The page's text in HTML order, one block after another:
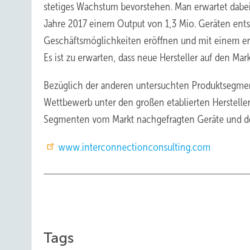
stetiges Wachstum bevorstehen. Man erwartet
Jahre 2017 einem Output von 1,3 Mio. Geräten
Geschäftsmöglichkeiten eröffnen und mit einem
Es ist zu erwarten, dass neue Hersteller auf den
Bezüglich der anderen untersuchten
Wettbewerb unter den großen etablierten
Segmenten vom Markt nachgefragten Geräte und
www.interconnectionconsulting.com
Tags